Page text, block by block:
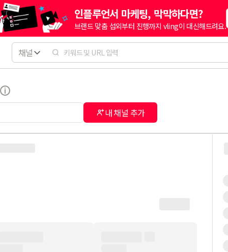
인플루언서 마케팅, 막막하다면?
브랜드 맞춤 섭외부터 진행까지 vling이 대신해드려요.
채널
내 채널 추가